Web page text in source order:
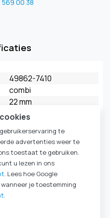
00 38
49862-7410
combi
22 mm
FAHL
5 stuks
Medium
goudbeige
geel
HME 22mm
te
advertenties weer te
toestaat te gebruiken.
u lezen in ons
. Lees hoe Google
je toestemming
.